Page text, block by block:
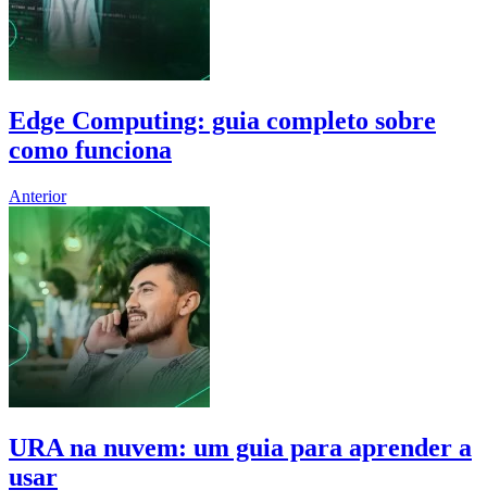
Edge Computing: guia completo sobre
como funciona
Anterior
URA na nuvem: um guia para aprender a
usar